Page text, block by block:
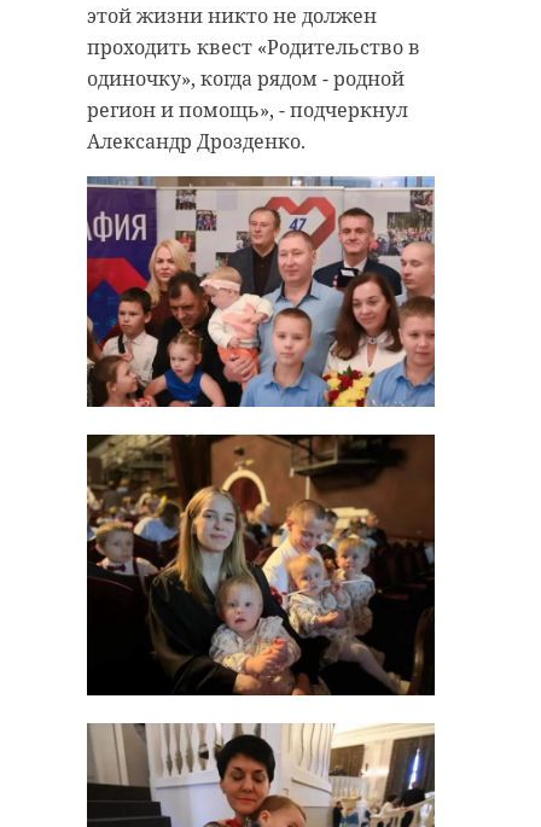
этой жизни никто не должен
проходить квест «Родительство в
одиночку», когда рядом - родной
регион и помощь», - подчеркнул
Александр Дрозденко.
Выборг
принимает
"Кубок
Защитников
Отечества"
28 июля, 12:05
Сосновый
чемпионат
России по
парусному ...
29 июля, 12:57